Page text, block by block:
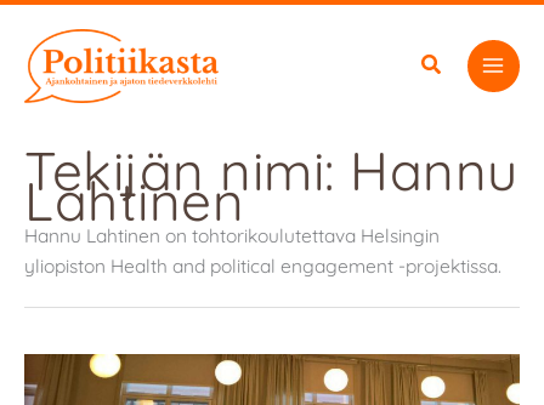
sisältöön
Tekijän nimi: Hannu
Lahtinen
Hannu Lahtinen on tohtorikoulutettava Helsingin
yliopiston Health and political engagement -projektissa.